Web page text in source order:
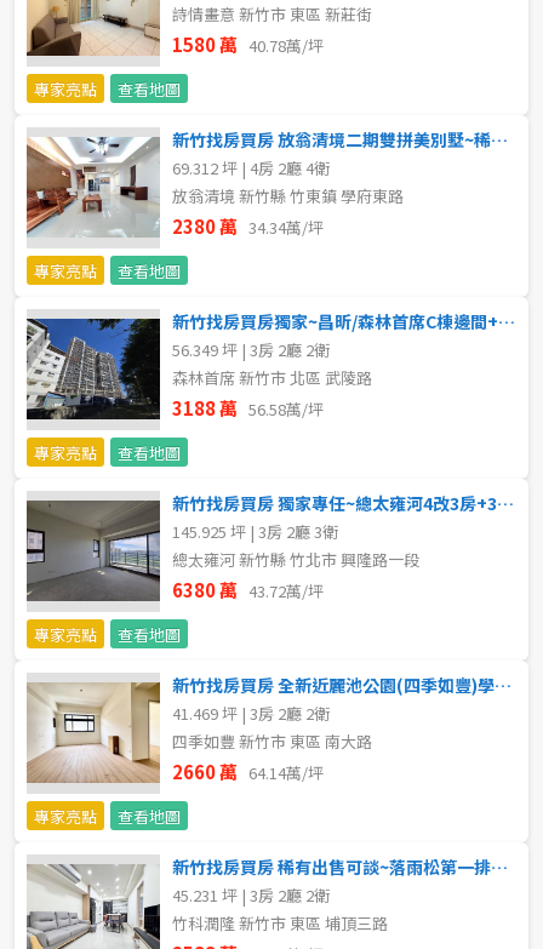
嘉義市
嘉義縣
台南市
高雄市
澎湖縣
屏東縣
台東縣
花蓮縣
金門連江
20~30 坪 30~40 坪
40~50 坪
60~70 坪 70~80 坪
80坪以上
樓層
不拘
地下室
1樓
3樓 4樓
5~10樓 11~20樓
21樓以上
~
格局
不拘
1房
2房 3房
詩情畫意 新竹市 東區 新莊街
1580 萬 40.78萬/坪
專家亮點
查看地圖
新竹找房買房 放翁清境二期雙拼美別墅~稀有大後院+超美視野
69.312 坪 | 4房 2廳 4衛
放翁清境 新竹縣 竹東鎮 學府東路
2380 萬 34.34萬/坪
專家亮點
查看地圖
新竹找房買房獨家~昌昕/森林首席C棟邊間+子母車位(成屋買賣)
56.349 坪 | 3房 2廳 2衛
森林首席 新竹市 北區 武陵路
3188 萬 56.58萬/坪
專家亮點
查看地圖
新竹找房買房 獨家專任~總太雍河4改3房+3車位高樓視野戶
145.925 坪 | 3房 2廳 3衛
總太雍河 新竹縣 竹北市 興隆路一段
6380 萬 43.72萬/坪
專家亮點
查看地圖
新竹找房買房 全新近麗池公園(四季如豐)學區正三房+平面車位
41.469 坪 | 3房 2廳 2衛
四季如豐 新竹市 東區 南大路
2660 萬 64.14萬/坪
專家亮點
查看地圖
新竹找房買房 稀有出售可談~落雨松第一排『竹科潤隆』三房+平面車位
45.231 坪 | 3房 2廳 2衛
竹科潤隆 新竹市 東區 埔頂三路